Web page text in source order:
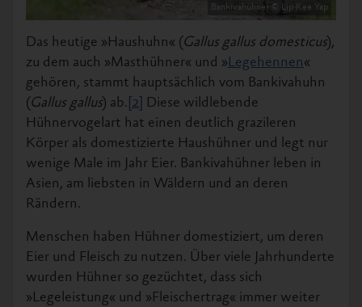
Bankivahühner © Lip Kee Yap
Das heutige »Haushuhn« ( Gallus gallus domesticus),
zu dem auch »Masthühner« und »Legehennen«
gehören, stammt hauptsächlich vom Bankivahuhn
( Gallus gallus) ab. [2]
Diese wildlebende
Hühnervogelart hat einen deutlich grazileren
Körper als domestizierte Haushühner und legt nur
wenige Male im Jahr Eier. Bankivahühner leben in
Asien, am liebsten in Wäldern und an deren
Rändern.
Menschen haben Hühner domestiziert, um deren
Eier und Fleisch zu nutzen. Über viele Jahrhunderte
wurden Hühner so gezüchtet, dass sich
»Legeleistung« und »Fleischertrag« immer weiter